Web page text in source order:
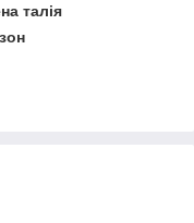
талія